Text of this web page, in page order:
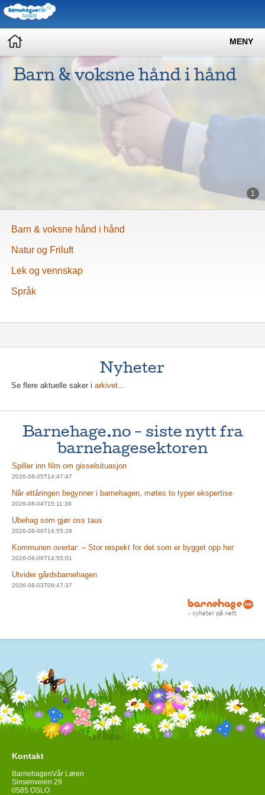
MENY
1
Barn & voksne hånd i hånd
Barn & voksne hånd i hånd
Natur og Friluft
Lek og vennskap
Språk
Nyheter
Se flere aktuelle saker i arkivet...
Barnehage.no - siste nytt fra
barnehagesektoren
Spiller inn film om gisselsituasjon
2026-08-05T14:47:47
Når ettåringen begynner i barnehagen, møtes to typer ekspertise
2026-08-04T15:11:39
Ubehag som gjør oss taus
2026-08-06T14:55:28
Kommunen overtar: – Stor respekt for det som er bygget opp her
2026-08-06T14:55:01
Utvider gårdsbarnehagen
2026-08-03T09:47:37
Kontakt
BarnehagenVår Løren
Sinsenveien 29
0585 OSLO